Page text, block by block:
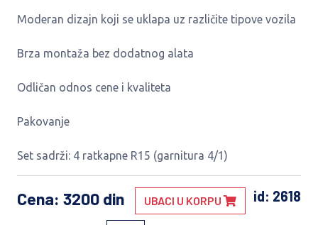
Moderan dizajn koji se uklapa uz različite tipove vozila
Brza montaža bez dodatnog alata
Odličan odnos cene i kvaliteta
Pakovanje
Set sadrži: 4 ratkapne R15 (garnitura 4/1)
Cena: 3200 din id: 2618
UBACI U KORPU